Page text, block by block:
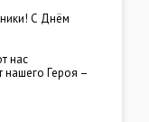
С Днём
нас
нашего Героя –